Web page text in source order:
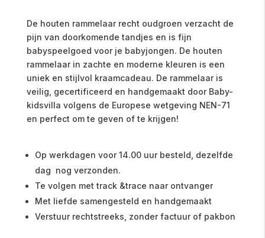
De houten rammelaar recht oudgroen verzacht de
pijn van doorkomende tandjes en is fijn
babyspeelgoed voor je babyjongen. De houten
rammelaar in zachte en moderne kleuren is een
uniek en stijlvol kraamcadeau. De rammelaar is
veilig, gecertificeerd en handgemaakt door Baby-
kidsvilla volgens de Europese wetgeving NEN-71
en perfect om te geven of te krijgen!
Op werkdagen voor 14.00 uur besteld, dezelfde
dag nog verzonden.
Te volgen met track &trace naar ontvanger
Met liefde samengesteld en handgemaakt
Verstuur rechtstreeks, zonder factuur of pakbon